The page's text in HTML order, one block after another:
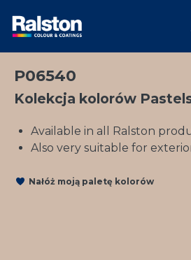
P06540
Kolekcja kolorów
Available in all Ralston
Also very suitable for
Nałóż moją paletę kolorów